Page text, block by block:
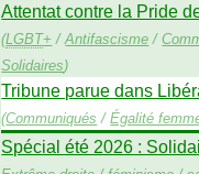
Attentat contre la Pride
(LGBT+ /Antifascisme /
Solidaires)
Tribune parue dans
(Communiqués /Égalité
Spécial été 2026 :